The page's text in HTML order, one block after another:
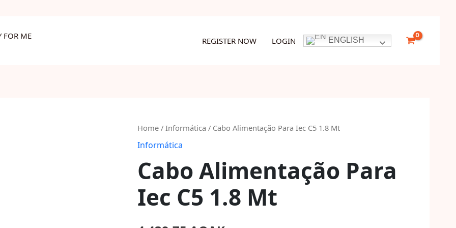
FOR ME
REGISTER NOW LOGIN ENGLISH
Home/ Informática / Cabo Alimentação Para Iec C5 1.8 Mt
Informática
Cabo Alimentação Para
Iec C5 1.8 Mt
Cabo
Alimentação
Iec
C5
1.8
Mt
1.8
Mt